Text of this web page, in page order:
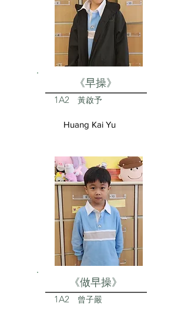
《早操》
1A2 黃啟予
Huang Kai Yu
《做早操》
1A2 曾子嚴